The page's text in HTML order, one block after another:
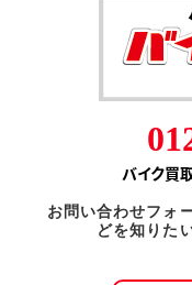
バイク買
お問い合わせフォ
どを知りた